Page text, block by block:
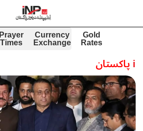
Gold
Rates
Currency
Exchange
Prayer
Times
iپاکستان